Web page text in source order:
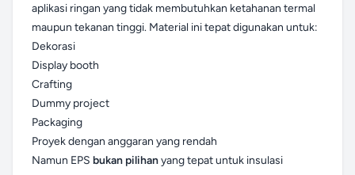
aplikasi ringan yang tidak membutuhkan ketahanan termal
maupun tekanan tinggi. Material ini tepat digunakan untuk:
Dekorasi
Display booth
Crafting
Dummy project
Packaging
Proyek dengan anggaran yang rendah
Namun EPS bukan pilihanyang tepat untuk insulasi